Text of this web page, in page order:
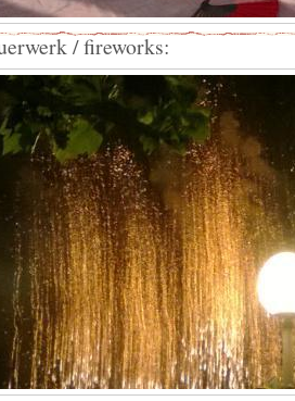
/ fireworks: